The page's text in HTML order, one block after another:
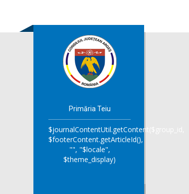
Primăria Teiu
$journalContentUtil.getContent($group_id,
$footerContent.getArticleId(),
"", "$locale",
$theme_display)